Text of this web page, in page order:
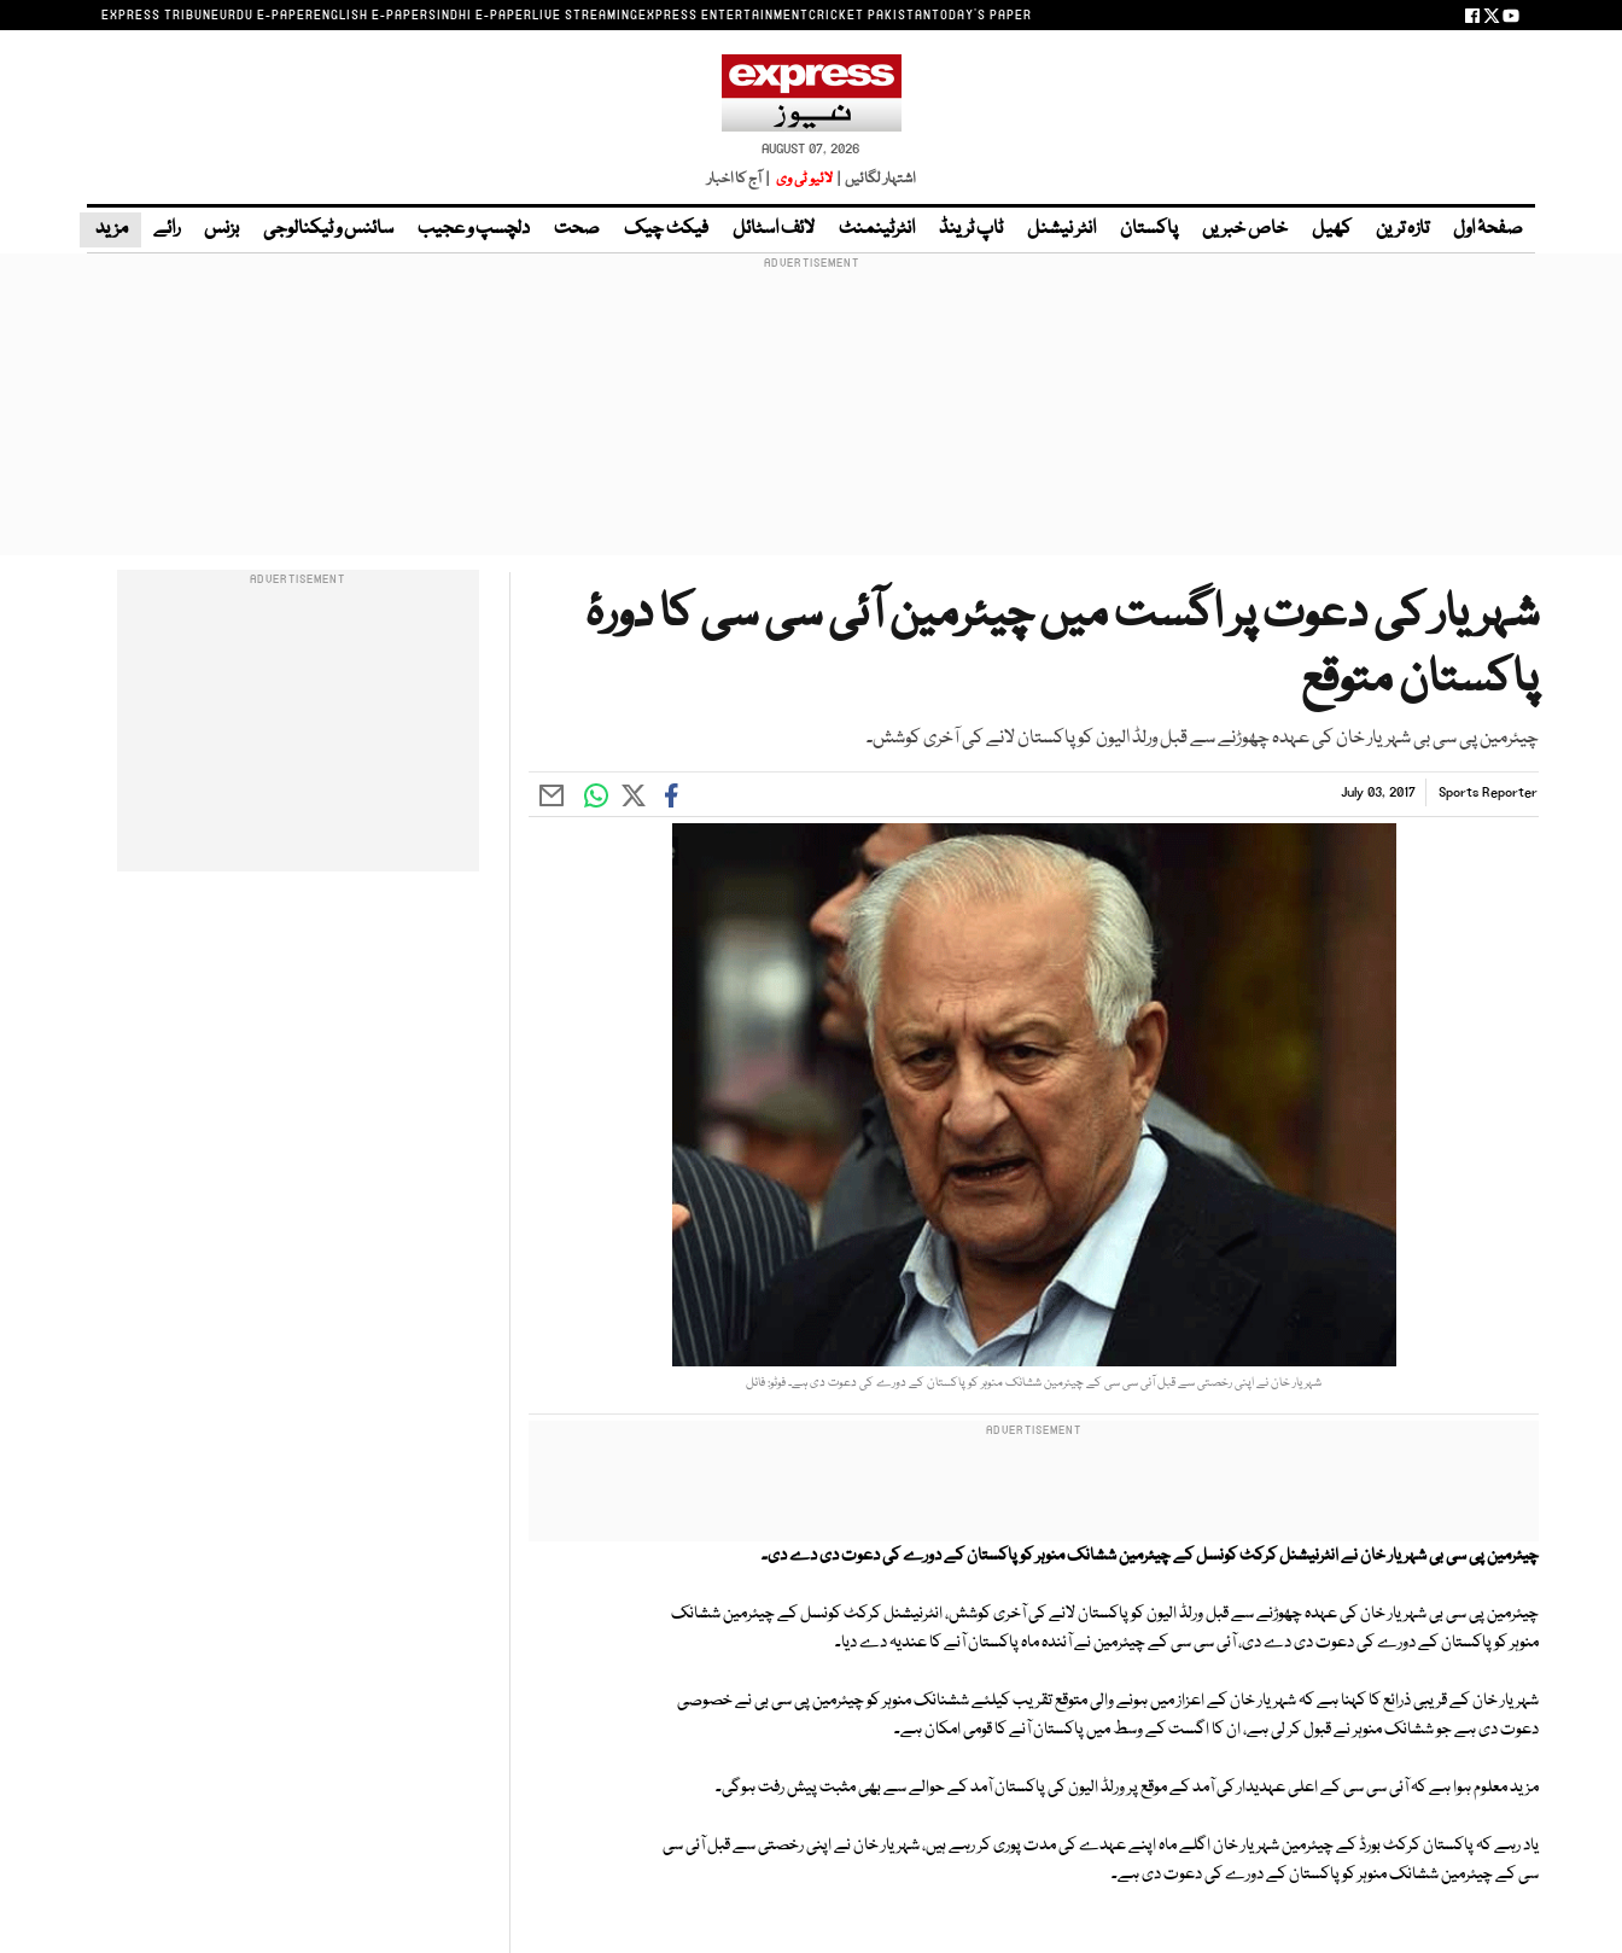
EXPRESS TRIBUNEURDU E-PAPERENGLISH E-PAPERSINDHI E-PAPERLIVE STREAMINGEXPRESS ENTERTAINMENTCRICKET PAKISTANTODAY'S PAPER
AUGUST 07, 2026
اشتہار لگائیں | لائیو ٹی وی | آج کا اخبار
صفحۂ اول تازہ ترین کھیل خاص خبریں پاکستان انٹر نیشنل ٹاپ ٹرینڈ انٹرٹینمنٹ لائف اسٹائل فیکٹ چیک صحت دلچسپ و عجیب سائنس و ٹیکنالوجی بزنس رائے مزید
شہریار کی دعوت پر اگست میں چیئرمین آئی سی سی کا دورۂ
پاکستان متوقع
چیئرمین پی سی بی شہریار خان کی عہدہ چھوڑنے سے قبل ورلڈ الیون کو پاکستان لانے کی آخری کوشش۔
Sports Reporter
July 03, 2017
شہریار خان نے اپنی رخصتی سے قبل آئی سی سی کے چیئرمین ششانک منوہر کو پاکستان کے دورے کی دعوت دی ہے۔ فوٹو: فائل
چیئرمین پی سی بی شہریار خان نے انٹرنیشنل کرکٹ کونسل کے چیئرمین ششانک منوہر کو پاکستان کے دورے کی دعوت دی دے دی۔
چیئرمین پی سی بی شہریار خان کی عہدہ چھوڑنے سے قبل ورلڈ الیون کو پاکستان لانے کی آخری کوشش، انٹرنیشنل کرکٹ کونسل کے چیئرمین ششانک
منوہر کو پاکستان کے دورے کی دعوت دی دے دی، آئی سی سی کے چیئرمین نے آئندہ ماہ پاکستان آنے کا عندیہ دے دیا۔
شہریار خان کے قریبی ذرائع کا کہنا ہے کہ شہریار خان کے اعزاز میں ہونے والی متوقع تقریب کیلئے ششنانک منوہر کو چیئرمین پی سی بی نے خصوصی
دعوت دی ہے جو ششانک منوہر نے قبول کر لی ہے، ان کا اگست کے وسط میں پاکستان آنے کا قومی امکان ہے۔
مزید معلوم ہوا ہے کہ آئی سی سی کے اعلی عہدیدار کی آمد کے موقع پر ورلڈ الیون کی پاکستان آمد کے حوالے سے بھی مثبت پیش رفت ہوگی۔
یاد رہے کہ پاکستان کرکٹ بورڈ کے چیئرمین شہریار خان اگلے ماہ اپنے عہدے کی مدت پوری کر رہے ہیں، شہریار خان نے اپنی رخصتی سے قبل آئی سی
سی کے چیئرمین ششانک منوہر کو پاکستان کے دورے کی دعوت دی ہے۔